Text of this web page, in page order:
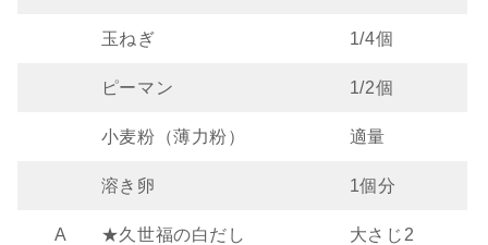
玉ねぎ 1/4個
ピーマン 1/2個
小麦粉（薄力粉） 適量
溶き卵 1個分
A ★久世福の白だし 大さじ2